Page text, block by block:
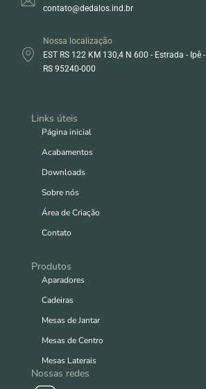
contato@dedalos.ind.br
Nossa localização
EST RS 122 KM 130,4 N 600 - Estrada - Ipê -
RS 95240-000
Links úteis
Página inicial
Acabamentos
Downloads
Sobre nós
Área de Criação
Contato
Produtos
Aparadores
Cadeiras
Mesas de Jantar
Mesas de Centro
Mesas Laterais
Nossas redes